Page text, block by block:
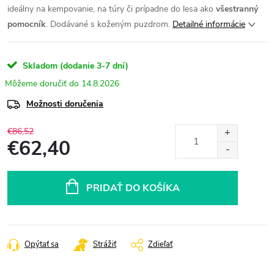
ideálny na kempovanie, na túry či prípadne do lesa ako všestranný
pomocník. Dodávané s koženým puzdrom. Detailné informácie
Skladom (dodanie 3-7 dní)
14.8.2026
Možnosti doručenia
€86,52
€62,40
PRIDAŤ DO KOŠÍKA
Opýtať sa Strážiť Zdieľať